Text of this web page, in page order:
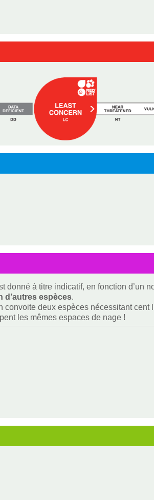
donné à titre indicatif, en fonction d’un
d’autres espèces.
convoite deux espèces nécessitant
les mêmes espaces de nage !